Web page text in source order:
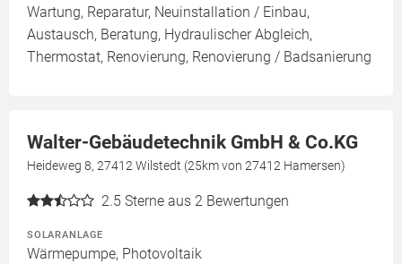
Wartung, Reparatur, Neuinstallation / Einbau,
Austausch, Beratung, Hydraulischer Abgleich,
Thermostat, Renovierung, Renovierung / Badsanierung
Walter-Gebäudetechnik GmbH & Co.KG
Heideweg 8, 27412 Wilstedt (25km von 27412 Hamersen)
2.5 Sterne aus 2 Bewertungen
SOLARANLAGE
Wärmepumpe, Photovoltaik